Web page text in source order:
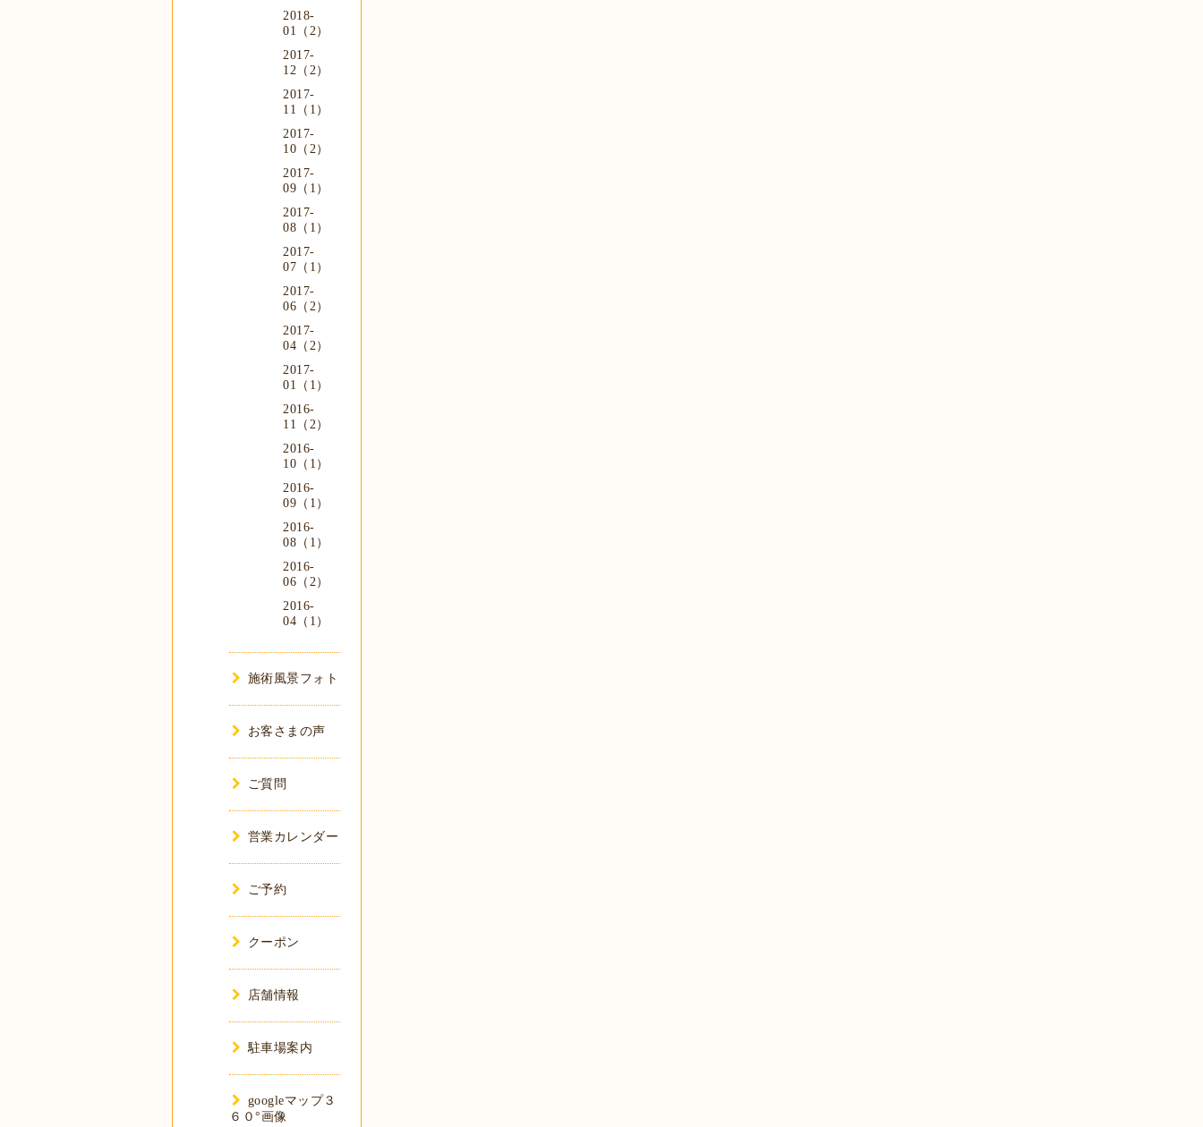
2018-
01（2）
2017-
12（2）
2017-
11（1）
2017-
10（2）
2017-
09（1）
2017-
08（1）
2017-
07（1）
2017-
06（2）
2017-
04（2）
2017-
01（1）
2016-
11（2）
2016-
10（1）
2016-
09（1）
2016-
08（1）
2016-
06（2）
2016-
04（1）
施術風景フォト
お客さまの声
ご質問
営業カレンダー
ご予約
クーポン
店舗情報
駐車場案内
googleマップ３
６０°画像